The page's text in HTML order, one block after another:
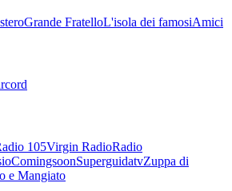
Grande FratelloL'isola dei famosiAmici
105Virgin RadioRadio
ComingsoonSuperguidatvZuppa di
e Mangiato